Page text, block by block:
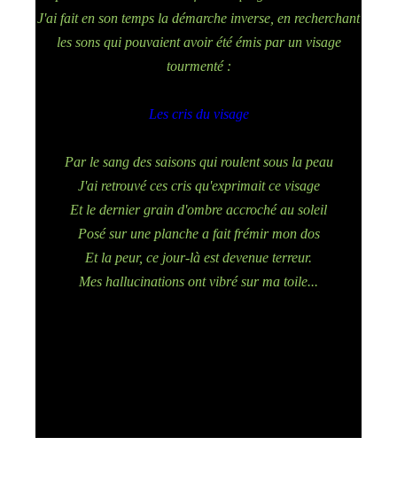
J'ai fait en son temps la démarche inverse, en recherchant
les sons qui pouvaient avoir été émis par un visage
tourmenté :
Les cris du visage
Par le sang des saisons qui roulent sous la peau
J'ai retrouvé ces cris qu'exprimait ce visage
Et le dernier grain d'ombre accroché au soleil
Posé sur une planche a fait frémir mon dos
Et la peur, ce jour-là est devenue terreur.
Mes hallucinations ont vibré sur ma toile...